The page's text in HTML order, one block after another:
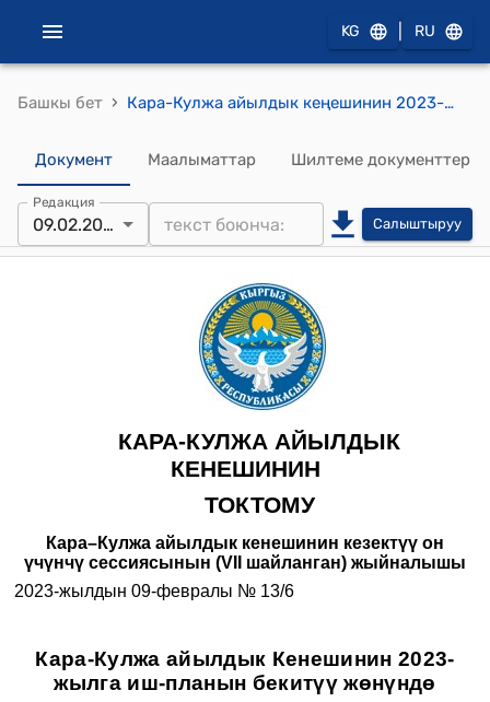
KG RU
Башкы бет › Кара-Кулжа айылдык кеңешинин 2023-жылдын 09-февралы № 13/6 "Кара-Кулжа айылдык Кенешинин 2023-жылга иш-планын бекитүү жөнүндө" токтому
Документ Маалыматтар Шилтеме документтер
Редакция
09.02.2023 Салыштыруу